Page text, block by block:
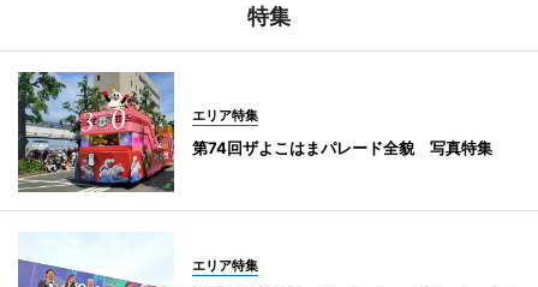
特集
エリア特集
第74回ザよこはまパレード全貌 写真特集
エリア特集